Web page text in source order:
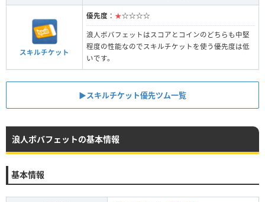
スキルチケット
優先度 ： ★☆☆☆☆
浪人ボバフェットはスコアとコインのどちらも中堅
程度の性能なのでスキルチケットを使う優先度は低
いです。
▶スキルチケット優先ツム一覧
浪人ボバフェットの基本情報
基本情報